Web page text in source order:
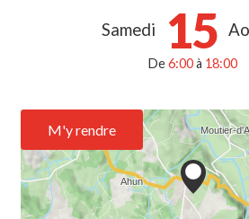
Samedi 15
De6:00à 18:00
M'y rendre